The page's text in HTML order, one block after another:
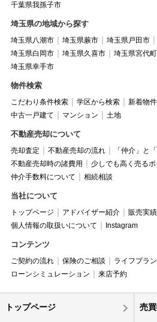
千葉県我孫子市
埼玉県の地域から探す
埼玉県八潮市 埼玉県蕨市 埼玉県戸田市
埼玉県白岡市
埼玉県久喜市 埼玉県宮代町
埼玉県幸手市
物件検索
こだわり条件検索 学区から検索 新着物件
中古一戸建て
マンション 土地
不動産売却について
売却査定 不動産売却の流れ
「仲介」と
不動産売却時の諸費用
少しでも高く売るポ
仲介手数料について
相続相談
当社について
トップページ アドバイザー紹介 販売実績
個人情報の取扱いについて
Instagram
コンテンツ
ご契約の流れ 保険のご相談 ライフプラ
ローンシミュレーション
来店予約
トップページ 売